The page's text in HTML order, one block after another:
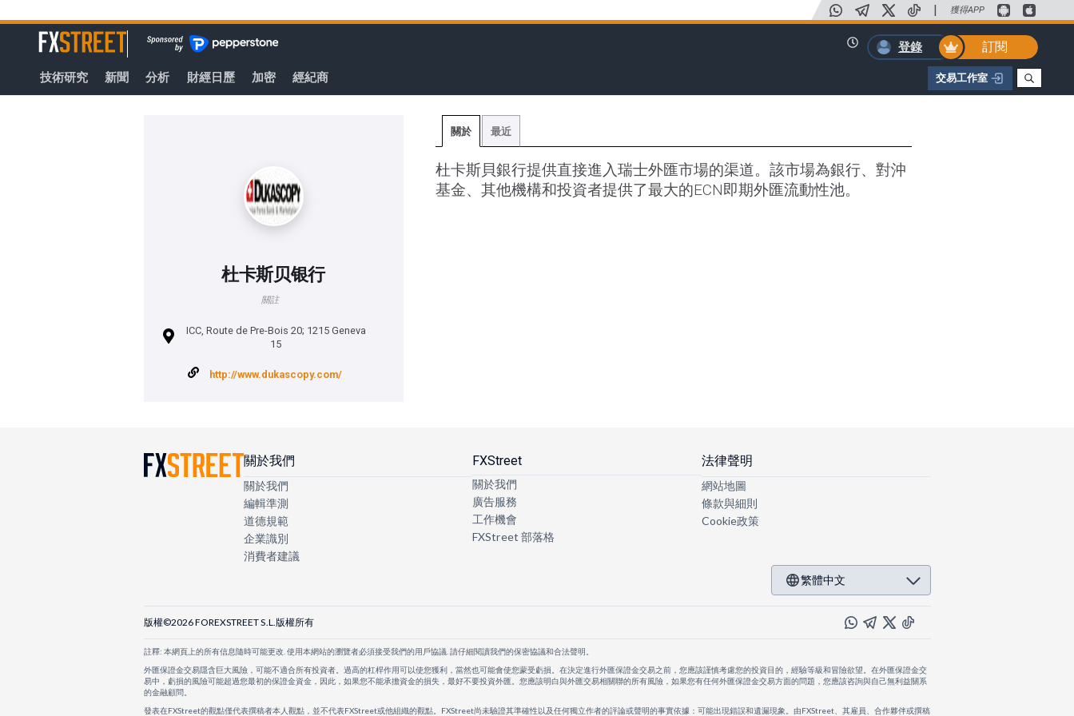
至
容
| 獲得APP
FXStreet
登錄
訂閱
技術研究 新聞 分析 財經日歷 加密 經紀商 交易工作室
杜卡斯贝银行
關註
ICC, Route de Pre-Bois 20; 1215 Geneva
15
http://www.dukascopy.com/
關於 最近
杜卡斯貝銀行提供直接進入瑞士外匯市場的渠道。該市場為銀行、對沖
基金、其他機構和投資者提供了最大的ECN即期外匯流動性池。
關於我們
關於我們
編輯準測
道德規範
企業識別
消費者建議
FXStreet
關於我們
廣告服務
工作機會
FXStreet 部落格
法律聲明
網站地圖
條款與細則
Cookie政策
繁體中文
版權©2026 FOREXSTREET S.L.版權所有
註釋: 本網頁上的所有信息隨時可能更改. 使用本網站的瀏覽者必須接受我們的用戶協議. 請仔細閱讀我們的保密協議和合法聲明。
外匯保證金交易隱含巨大風險，可能不適合所有投資者。過高的杠桿作用可以使您獲利，當然也可能會使您蒙受虧損。在決定進行外匯保證金交易之前，您應該謹慎考慮您的投資目的，經驗等級和冒險欲望。在外匯保證金交
易中，虧損的風險可能超過您最初的保證金資金，因此，如果您不能承擔資金的損失，最好不要投資外匯。您應該明白與外匯交易相關聯的所有風險，如果您有任何外匯保證金交易方面的問題，您應該咨詢與自己無利益關系
的金融顧問。
發表在FXStreet的觀點僅代表撰稿者本人觀點，並不代表FXStreet或他組織的觀點。FXStreet尚未驗證其準確性以及任何獨立作者的評論或聲明的事實依據：可能出現錯誤和遺漏現象。由FXStreet、其雇員、合作夥伴或撰稿